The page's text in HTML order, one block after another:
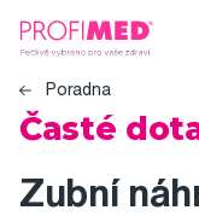
Poradna
Časté
Zubní